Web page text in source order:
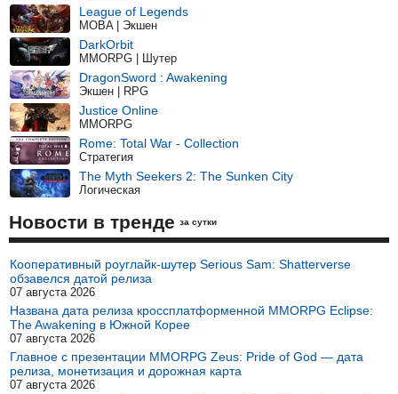
League of Legends
MOBA | Экшен
DarkOrbit
MMORPG | Шутер
DragonSword : Awakening
Экшен | RPG
Justice Online
MMORPG
Rome: Total War - Collection
Стратегия
The Myth Seekers 2: The Sunken City
Логическая
Новости в тренде за сутки
Кооперативный роуглайк-шутер Serious Sam: Shatterverse
обзавелся датой релиза
07 августа 2026
Названа дата релиза кроссплатформенной MMORPG Eclipse:
The Awakening в Южной Корее
07 августа 2026
Главное с презентации MMORPG Zeus: Pride of God — дата
релиза, монетизация и дорожная карта
07 августа 2026